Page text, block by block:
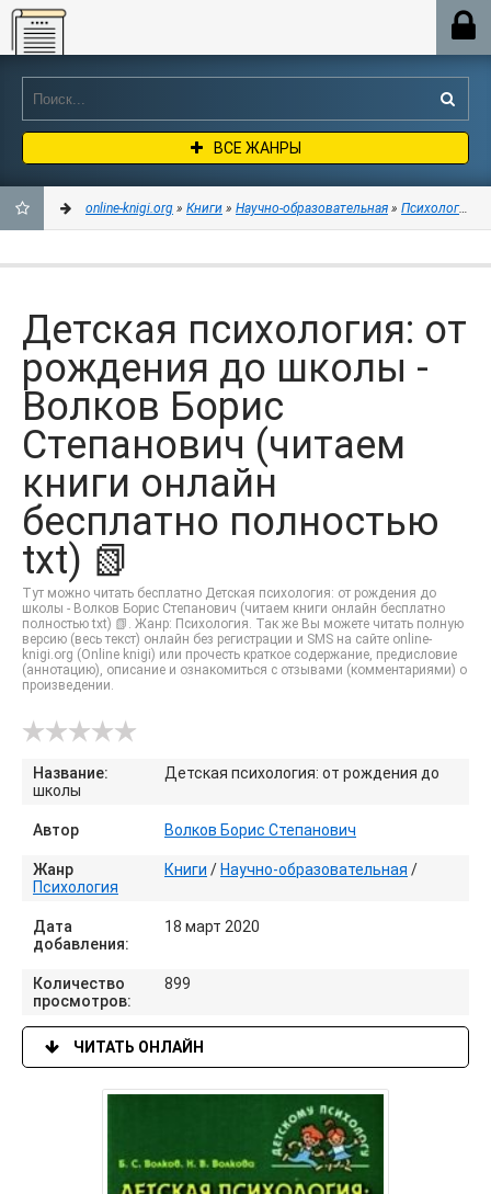
Online-knigi.org
ВСЕ ЖАНРЫ
ЗАКЛАДКИ
online-knigi.org » Книги » Научно-образовательная » Психология
Детская психология: от
рождения до школы -
Волков Борис
Степанович (читаем
книги онлайн
бесплатно полностью
txt) 📗
Тут можно читать бесплатно Детская психология: от рождения до
школы - Волков Борис Степанович (читаем книги онлайн бесплатно
полностью txt) 📗. Жанр: Психология. Так же Вы можете читать полную
версию (весь текст) онлайн без регистрации и SMS на сайте online-
knigi.org (Online knigi) или прочесть краткое содержание, предисловие
(аннотацию), описание и ознакомиться с отзывами (комментариями) о
произведении.
Название:
Детская психология: от рождения до
школы
Автор Волков Борис Степанович
Жанр Книги / Научно-образовательная /
Психология
Дата
добавления:
18 март 2020
Количество
просмотров:
899
ЧИТАТЬ ОНЛАЙН